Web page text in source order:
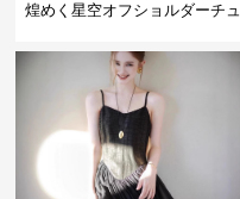
煌めく星空オフショルダーチュ